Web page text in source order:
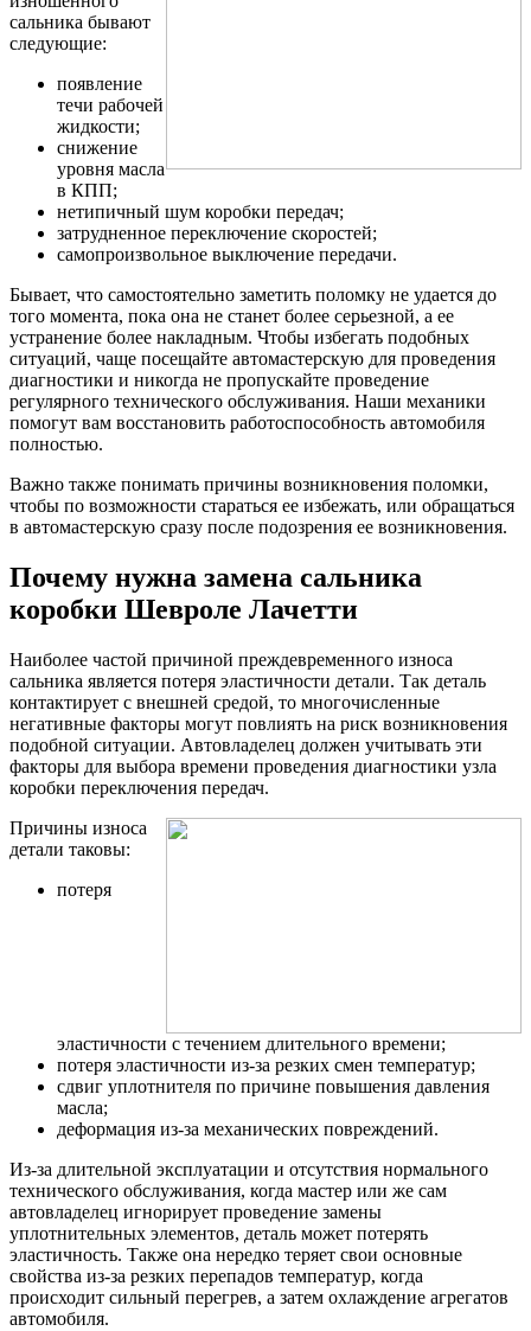
сальника бывают
следующие:
появление
течи рабочей
жидкости;
снижение
уровня масла
в КПП;
нетипичный шум коробки передач;
затрудненное переключение скоростей;
самопроизвольное выключение передачи.
Бывает, что самостоятельно заметить поломку не удается до
того момента, пока она не станет более серьезной, а ее
устранение более накладным. Чтобы избегать подобных
ситуаций, чаще посещайте автомастерскую для проведения
диагностики и никогда не пропускайте проведение
регулярного технического обслуживания. Наши механики
помогут вам восстановить работоспособность автомобиля
полностью.
Важно также понимать причины возникновения поломки,
чтобы по возможности стараться ее избежать, или обращаться
в автомастерскую сразу после подозрения ее возникновения.
Почему нужна замена сальника
коробки Шевроле Лачетти
Наиболее частой причиной преждевременного износа
сальника является потеря эластичности детали. Так деталь
контактирует с внешней средой, то многочисленные
негативные факторы могут повлиять на риск возникновения
подобной ситуации. Автовладелец должен учитывать эти
факторы для выбора времени проведения диагностики узла
коробки переключения передач.
Причины износа
детали таковы:
потеря
эластичности с течением длительного времени;
потеря эластичности из-за резких смен температур;
сдвиг уплотнителя по причине повышения давления
масла;
деформация из-за механических повреждений.
Из-за длительной эксплуатации и отсутствия нормального
технического обслуживания, когда мастер или же сам
автовладелец игнорирует проведение замены
уплотнительных элементов, деталь может потерять
эластичность. Также она нередко теряет свои основные
свойства из-за резких перепадов температур, когда
происходит сильный перегрев, а затем охлаждение агрегатов
автомобиля.